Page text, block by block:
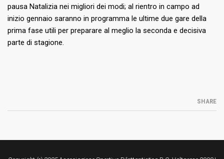
pausa Natalizia nei migliori dei modi; al rientro in campo ad
inizio gennaio saranno in programma le ultime due gare della
prima fase utili per preparare al meglio la seconda e decisiva
parte di stagione.
SHARE